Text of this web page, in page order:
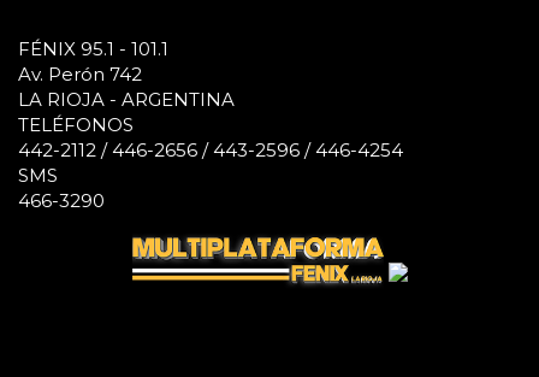
FÉNIX 95.1 - 101.1
Av. Perón 742
LA RIOJA - ARGENTINA
TELÉFONOS
442-2112 / 446-2656 / 443-2596 / 446-4254
SMS
466-3290